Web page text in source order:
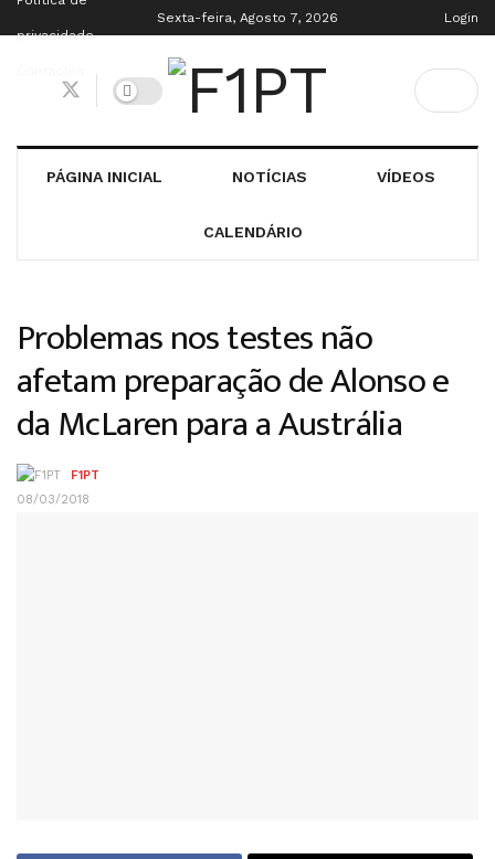
privacidade
Sexta-feira, Agosto 7, 2026 Login
PÁGINA INICIAL NOTÍCIAS VÍDEOS
CALENDÁRIO
Problemas nos testes não
afetam preparação de Alonso e
da McLaren para a Austrália
F1PT
08/03/2018